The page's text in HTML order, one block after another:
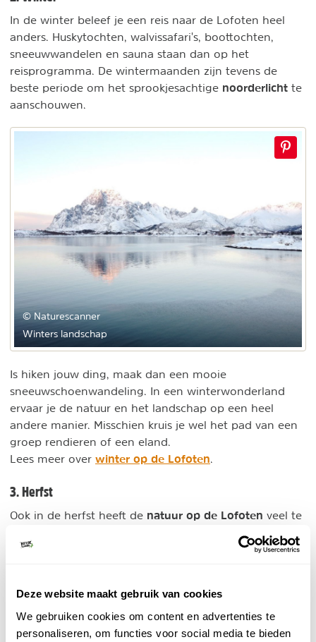
Deze website maakt gebruik van cookies
We gebruiken cookies om content en advertenties te
personaliseren, om functies voor social media te bieden
In de winter beleef je een reis naar de Lofoten heel
anders. Huskytochten, walvissafari's, boottochten,
sneeuwwandelen en sauna staan dan op het
reisprogramma. De wintermaanden zijn tevens de
beste periode om het sprookjesachtige noorderlicht te
aanschouwen.
© Naturescanner
Winters landschap
Is hiken jouw ding, maak dan een mooie
sneeuwschoenwandeling. In een winterwonderland
ervaar je de natuur en het landschap op een heel
andere manier. Misschien kruis je wel het pad van een
groep rendieren of een eland.
Lees meer over winter op de Lofoten.
3. Herfst
Ook in de herfst heeft de natuur op de Lofoten veel te
bessen. Tijdens een schaapsafari kan je met de
maak je in de herfst grote kans op het zien van het
noorderlicht en walvissen.